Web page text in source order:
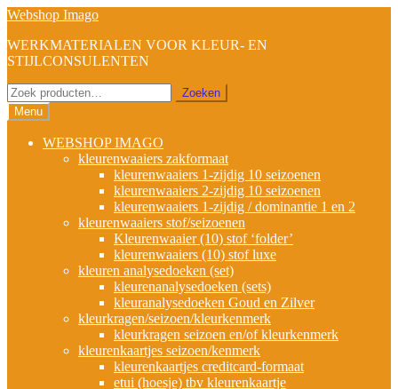
Ga
naar
navigatie
Ga
de
inhoud
Webshop Imago
WERKMATERIALEN VOOR KLEUR- EN
STIJLCONSULENTEN
Zoeken
naar:
Zoeken
Menu
WEBSHOP IMAGO
kleurenwaaiers zakformaat
kleurenwaaiers 1-zijdig 10 seizoenen
kleurenwaaiers 2-zijdig 10 seizoenen
kleurenwaaiers 1-zijdig / dominantie 1 en 2
kleurenwaaiers stof/seizoenen
Kleurenwaaier (10) stof ‘folder’
kleurenwaaiers (10) stof luxe
kleuren analysedoeken (set)
kleurenanalysedoeken (sets)
kleuranalysedoeken Goud en Zilver
kleurkragen/seizoen/kleurkenmerk
kleurkragen seizoen en/of kleurkenmerk
kleurenkaartjes seizoen/kenmerk
kleurenkaartjes creditcard-formaat
etui (hoesje) tbv kleurenkaartje